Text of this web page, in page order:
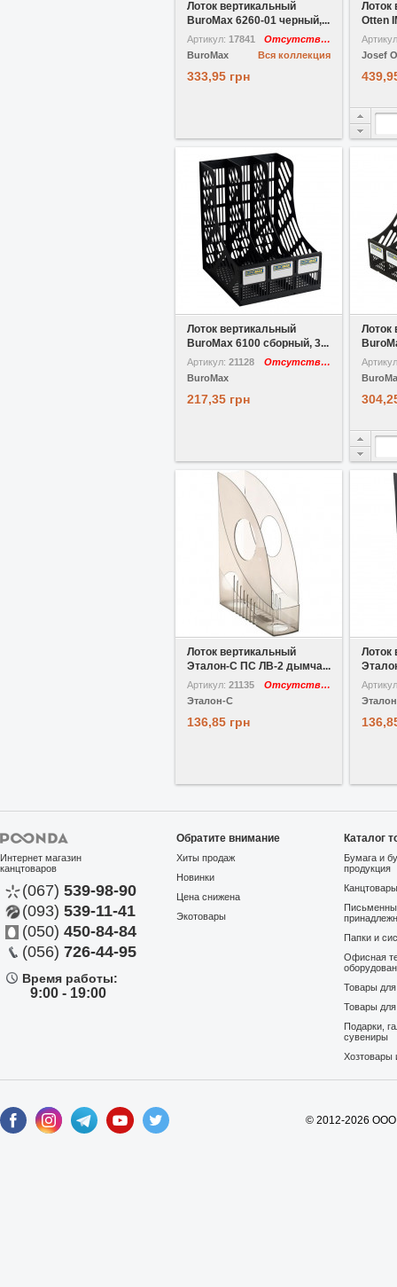
Лоток вертикальный
BuroMax 6260-01 черный,...
Артикул: 17841
Отсутствует
Вся коллекция
BuroMax
333,95 грн
Лоток
Otten
Josef
В избранное Сравнить
Лоток вертикальный
BuroMax 6100 сборный, 3...
Артикул: 21128
Отсутствует
BuroMax
217,35 грн
Лоток
Сравнить
Лоток вертикальный
Эталон-С ПС ЛВ-2 дымча...
Артикул: 21135
Отсутствует
Эталон-С
136,85 грн
Лоток
Интернет магазин
канцтоваров
(067) 539-98-90
(093) 539-11-41
(050) 450-84-84
(056) 726-44-95
Время работы:
9:00 - 19:00
Обратите внимание
Хиты продаж
Новинки
Цена снижена
Экотовары
Каталог
Бумага и
продукция
Папки и
Офисная
Товары
Товары
Подарки,
сувениры
Хозтовары
© 2012-2026